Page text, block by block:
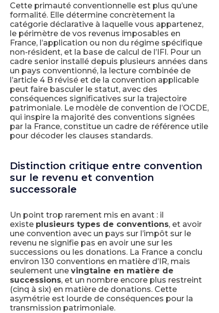
Cette primauté conventionnelle est plus qu’une
formalité. Elle détermine concrètement la
catégorie déclarative à laquelle vous appartenez,
le périmètre de vos revenus imposables en
France, l’application ou non du régime spécifique
non-résident, et la base de calcul de l’IFI. Pour un
cadre senior installé depuis plusieurs années dans
un pays conventionné, la lecture combinée de
l’article 4 B révisé et de la convention applicable
peut faire basculer le statut, avec des
conséquences significatives sur la trajectoire
patrimoniale. Le modèle de convention de l’OCDE,
qui inspire la majorité des conventions signées
par la France, constitue un cadre de référence utile
pour décoder les clauses standards.
Distinction critique entre convention
sur le revenu et convention
successorale
Un point trop rarement mis en avant : il
existe plusieurs types de conventions, et avoir
une convention avec un pays sur l’impôt sur le
revenu ne signifie pas en avoir une sur les
successions ou les donations. La France a conclu
environ 130 conventions en matière d’IR, mais
seulement une vingtaine en matière de
successions, et un nombre encore plus restreint
(cinq à six) en matière de donations. Cette
asymétrie est lourde de conséquences pour la
transmission patrimoniale.